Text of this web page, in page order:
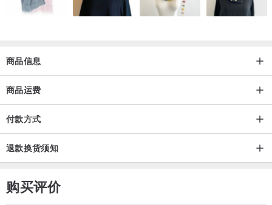
商品信息
商品运费
付款方式
退款换货须知
购买评价